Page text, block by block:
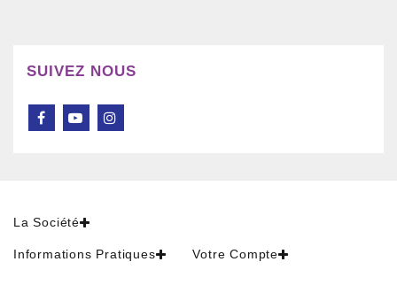
SUIVEZ NOUS
La Société
Informations Pratiques Votre Compte